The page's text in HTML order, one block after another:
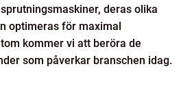
deras olika
optimeras för maximal
kommer vi att beröra de
som påverkar branschen idag.